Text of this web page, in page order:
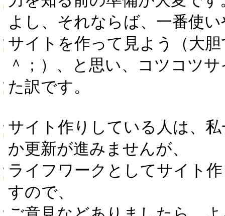
よし、それならば、一番使
サイトを作って見よう（大
＾；）、と思い、コツコツ
た訳です。
サイト作りしている人は、
か更新が進みませんが、
ライフワークとしてサイト
すので、